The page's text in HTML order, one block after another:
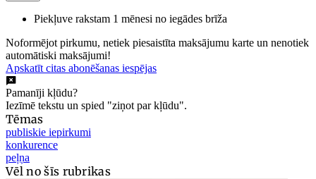
Piekļuve rakstam 1 mēnesi no iegādes brīža
Noformējot pirkumu, netiek piesaistīta maksājumu karte un nenotiek
automātiski maksājumi!
Apskatīt citas abonēšanas iespējas
Pamanīji kļūdu?
Iezīmē tekstu un spied "ziņot par kļūdu".
Tēmas
publiskie iepirkumi
konkurence
peļņa
Vēl no šīs rubrikas